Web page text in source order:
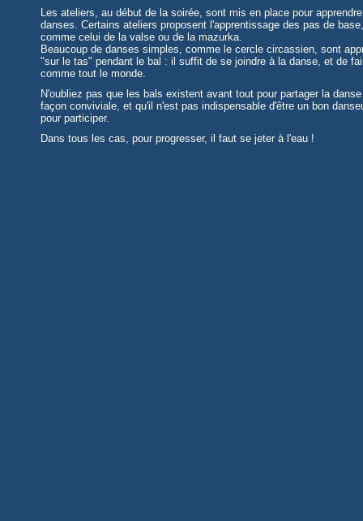
Les ateliers, au début de la soirée, sont mis en place pour
danses. Certains ateliers proposent l'apprentissage des pas de base,
comme celui de la valse ou de la mazurka.
Beaucoup de danses simples, comme le cercle circassien, sont
"sur le tas" pendant le bal : il suffit de se joindre à la danse, et de
comme tout le monde.
N'oubliez pas que les bals existent avant tout pour partager la
façon conviviale, et qu'il n'est pas indispensable d'être un bon
pour participer.
Dans tous les cas, pour progresser, il faut se jeter à l'eau !